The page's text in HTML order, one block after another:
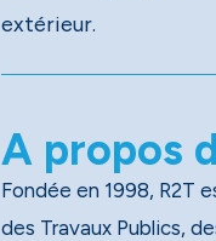
extérieur.
A propos
Fondée en 1998, R2T
des Travaux Publics, des Espaces Verts et de